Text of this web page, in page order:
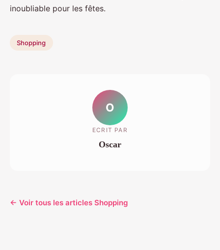
inoubliable pour les fêtes.
Shopping
O
ECRIT PAR
Oscar
← Voir tous les articles Shopping